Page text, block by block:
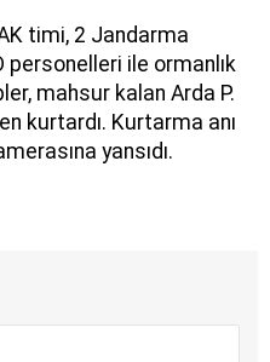
timi, 2 Jandarma
personelleri ile ormanlık
mahsur kalan Arda P.
kurtardı. Kurtarma anı
yansıdı.